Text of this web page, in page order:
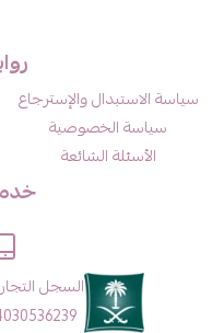
سياسة الاستبدال والإسترجاع
سياسة الخصوصية
الأسئلة الشائعة
السجل